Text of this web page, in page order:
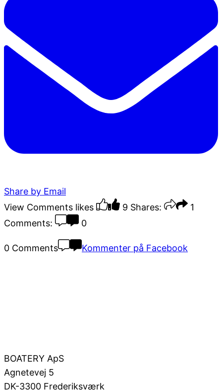
Share by Email
View Comments likes 9 Shares:
1
Comments:
0
0 Comments Kommenter på Facebook
BOATERY ApS
Agnetevej 5
DK-3300 Frederiksværk